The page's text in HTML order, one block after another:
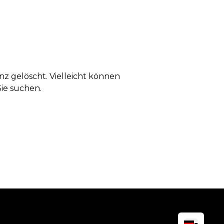
gelöscht. Vielleicht können
suchen.